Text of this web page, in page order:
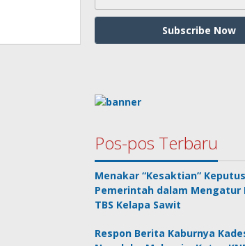
Pos-pos Terbaru
Menakar “Kesaktian”
Pemerintah dalam Mengatur
TBS Kelapa Sawit
Respon Berita Kaburnya